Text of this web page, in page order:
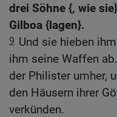
drei Söhne {, wie
Gilboa {lagen}.
9 Und sie hieben
ihm seine Waffen
der Philister umher,
den Häusern ihrer
verkünden.